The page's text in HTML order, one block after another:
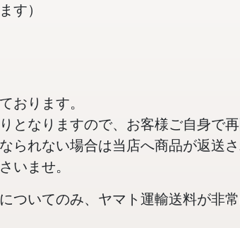
す）
おります。
となりますので、お客様ご自身で
られない場合は当店へ商品が返送さ
いませ。
ついてのみ、ヤマト運輸送料が非